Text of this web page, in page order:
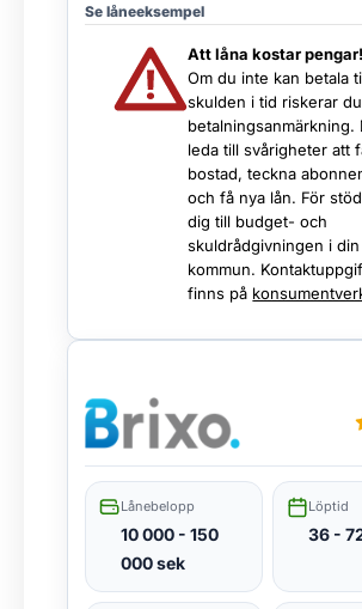
Se låneeksempel
Att låna kostar pengar!
Om du inte kan betala
skulden i tid riskerar
betalningsanmärkning.
leda till svårigheter att
bostad, teckna
och få nya lån. För
dig till budget- och
skuldrådgivningen i din
kommun.
finns på
Lånebelopp
10 000 - 150
000 sek
Löptid
36 -